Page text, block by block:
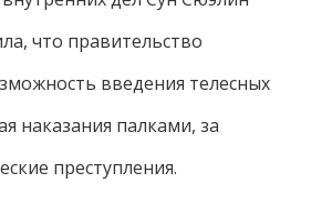
что правительство
введения телесных
наказания палками, за
преступления.